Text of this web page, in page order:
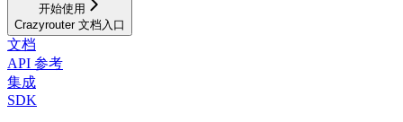
开始使用
Crazyrouter 文档入口
文档
API 参考
集成
SDK